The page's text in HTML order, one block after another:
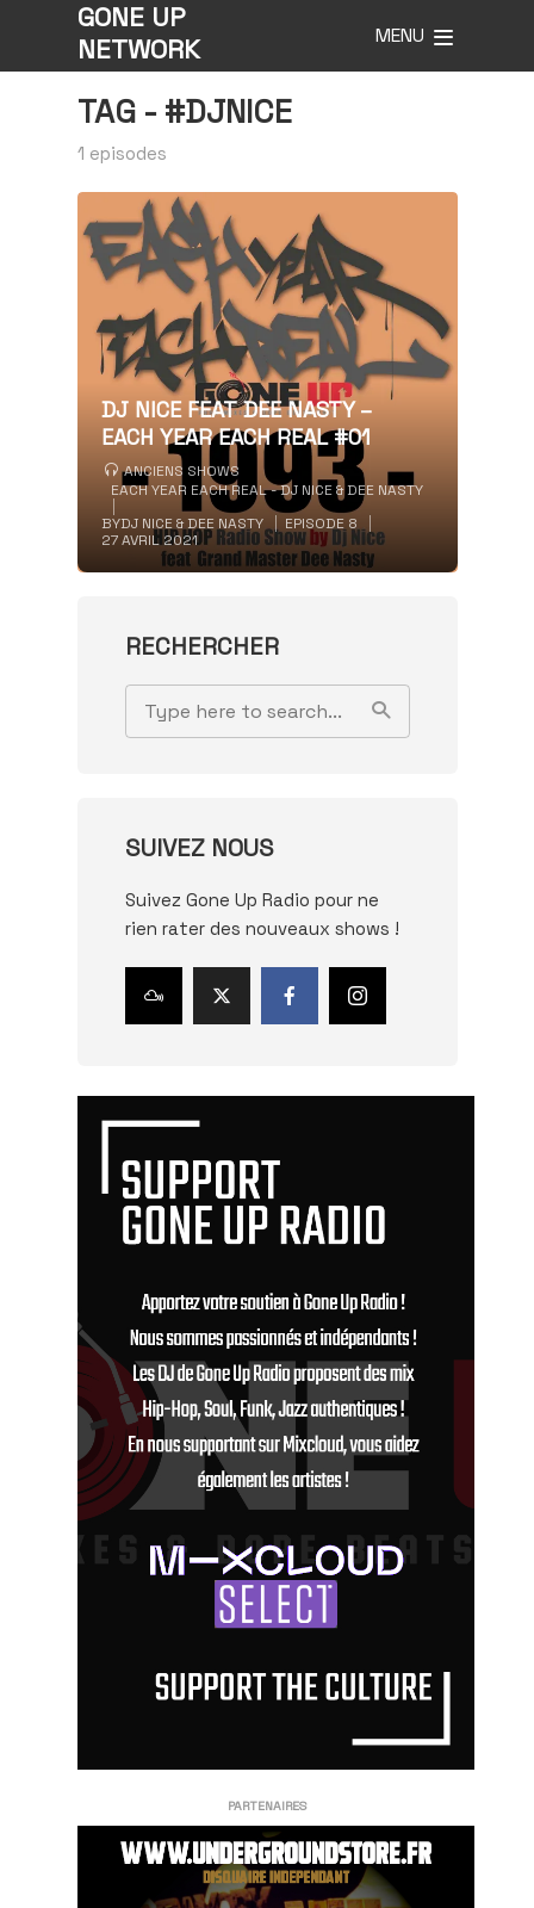
GONE UP
NETWORK
MENU
TAG - #DJNICE
1 episodes
DJ NICE FEAT DEE NASTY –
EACH YEAR EACH REAL #01
ANCIENS SHOWS
EACH YEAR EACH REAL - DJ NICE & DEE NASTY
BYDJ NICE & DEE NASTY
EPISODE 8
27 AVRIL 2021
RECHERCHER
SUIVEZ NOUS
Suivez Gone Up Radio pour ne
rien rater des nouveaux shows !
PARTENAIRES